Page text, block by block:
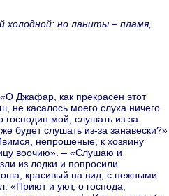
холодной: но ланиты – пламя,
не каcaлось моего слуха ничего
господин мой, слушать из-за
будет слушать из-за занaвески?»
непрошеные, к хозяину
воочию». – «Слушаю и
из лодки и попросили
кpaсивый нa вид, с нежными
«Приют и уют, о господа,